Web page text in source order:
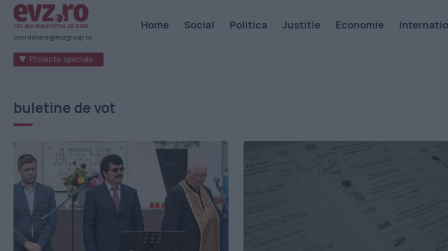
Știri
naționale
internaționale
România
-
Zilei
coordonare@evzgroup.ro
Home Social Politica Justitie Economie
▼ Proiecte speciale
buletine de vot